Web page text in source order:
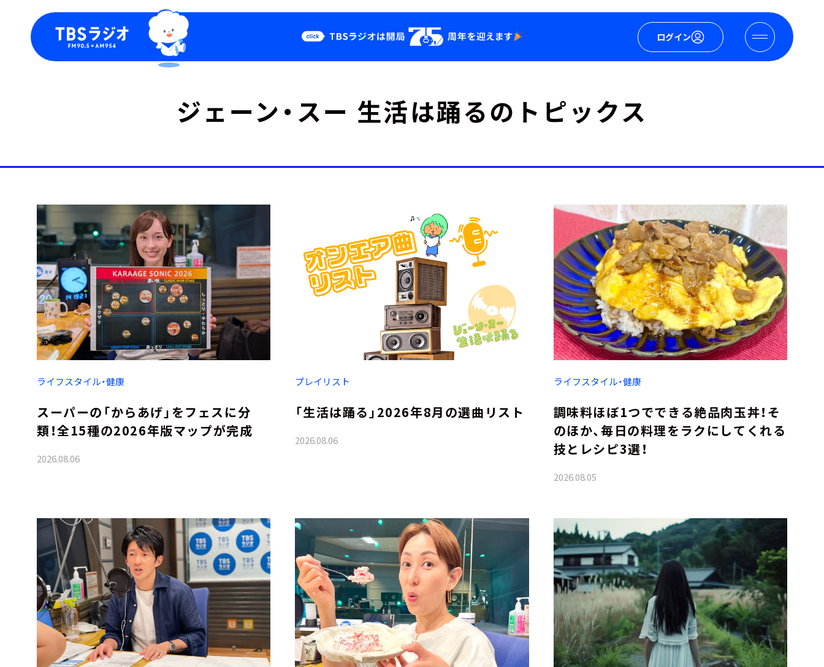
ログイン
TBS
Podcast
ズ
YouTube
ジェーン・スー 生活は踊るのトピックス
ライフスタイル・健康
スーパーの「からあげ」をフェスに分
類！全15種の2026年版マップが完成
2026.08.06
プレイリスト
「生活は踊る」2026年8月の選曲リスト
2026.08.06
ライフスタイル・健康
調味料ほぼ1つでできる絶品肉玉丼！そ
のほか、毎日の料理をラクにしてくれる
技とレシピ3選！
2026.08.05